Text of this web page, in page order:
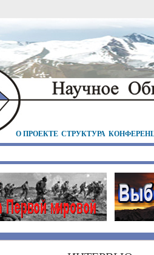
О ПРОЕКТЕ СТРУКТУРА